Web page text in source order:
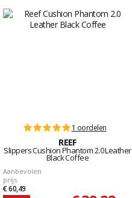
1 oordelen
REEF
Slippers Cushion Phantom 2.0 Leather
Black Coffee
Aanbevolen
prijs
€ 60,49